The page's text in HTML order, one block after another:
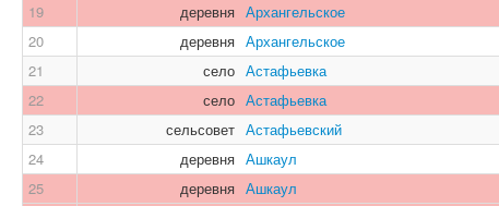
19
деревня Архангельское
20
деревня Архангельское
21
село Астафьевка
22
село Астафьевка
23
сельсовет Астафьевский
24
деревня Ашкаул
25
деревня Ашкаул